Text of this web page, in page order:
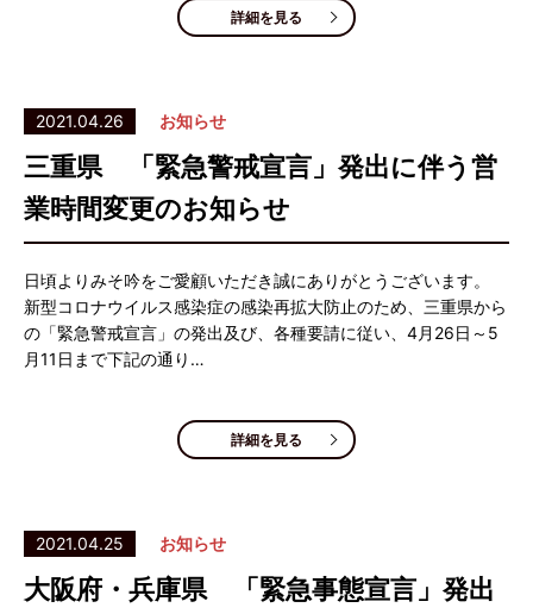
詳細を見る
2021.04.26 お知らせ
三重県 「緊急警戒宣言」発出に伴う営
業時間変更のお知らせ
日頃よりみそ吟をご愛顧いただき誠にありがとうございます。
新型コロナウイルス感染症の感染再拡大防止のため、三重県から
の「緊急警戒宣言」の発出及び、各種要請に従い、4月26日～5
月11日まで下記の通り…
詳細を見る
2021.04.25 お知らせ
大阪府・兵庫県 「緊急事態宣言」発出